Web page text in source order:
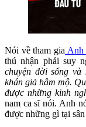
Nói về tham gia Anh
thú nhận phải suy
chuyện đời sống và
khán giả hâm mộ.
được những kinh
nam ca sĩ nói. Anh
được những gì tại